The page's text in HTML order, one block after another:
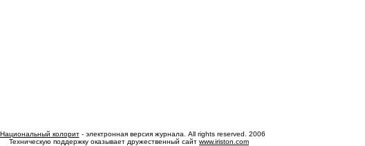
Национальный колорит- электронная версия журнала. All rights reserved. 2006
Техническую поддержку оказывает дружественный сайт www.iriston.com